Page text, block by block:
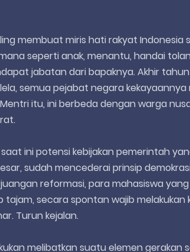
membuat miris hati rakyat Indonesia
seperti anak, menantu, handai
jabatan dari bapaknya. Akhir
semua pejabat negara
itu, ini berbeda dengan warga
ini potensi kebijakan pemerintah
sudah mencederai prinsip
reformasi, para mahasiswa
tajam, secara spontan wajib melakukan
Turun kejalan.
melibatkan suatu elemen gerakan